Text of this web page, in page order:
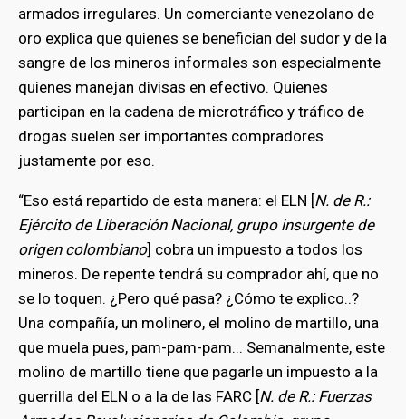
armados irregulares. Un comerciante venezolano de
oro explica que quienes se benefician del sudor y de la
sangre de los mineros informales son especialmente
quienes manejan divisas en efectivo. Quienes
participan en la cadena de microtráfico y tráfico de
drogas suelen ser importantes compradores
justamente por eso.
“Eso está repartido de esta manera: el ELN [N. de R.:
Ejército de Liberación Nacional, grupo insurgente de
origen colombiano] cobra un impuesto a todos los
mineros. De repente tendrá su comprador ahí, que no
se lo toquen. ¿Pero qué pasa? ¿Cómo te explico..?
Una compañía, un molinero, el molino de martillo, una
que muela pues, pam-pam-pam... Semanalmente, este
molino de martillo tiene que pagarle un impuesto a la
guerrilla del ELN o a la de las FARC [N. de R.: Fuerzas